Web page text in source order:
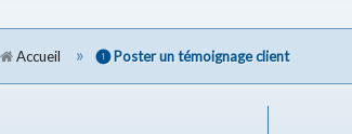
Accueil ❶ Poster un témoignage client